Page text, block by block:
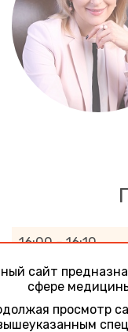
16:00 – 16:10
Демидова
16:10 – 16:55
сайт
сфере
просмотр